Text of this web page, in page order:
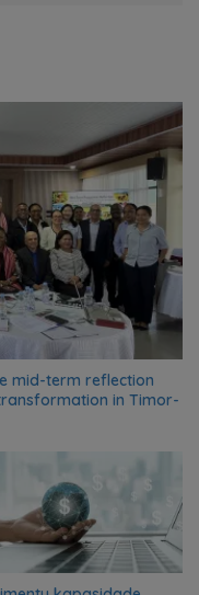
mid-term reflection
in Timor-